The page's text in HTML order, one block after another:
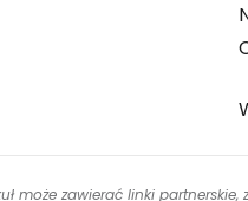
może zawierać linki